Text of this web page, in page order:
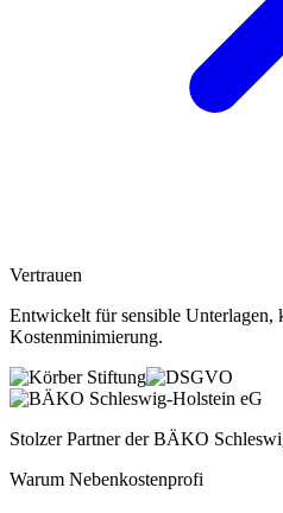
Vertrauen
Entwickelt für sensible Unterlagen,
Kostenminimierung.
Stolzer Partner der BÄKO
Warum Nebenkostenprofi